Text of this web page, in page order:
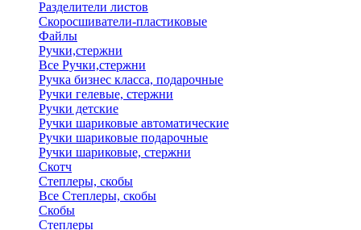
Разделители листов
Скоросшиватели-пластиковые
Файлы
Ручки,стержни
Все Ручки,стержни
Ручка бизнес класса, подарочные
Ручки гелевые, стержни
Ручки детские
Ручки шариковые автоматические
Ручки шариковые подарочные
Ручки шариковые, стержни
Скотч
Степлеры, скобы
Все Степлеры, скобы
Скобы
Степлеры